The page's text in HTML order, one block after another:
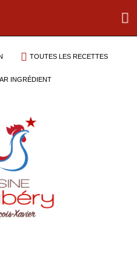
TOUTES LES RECETTES
INGRÉDIENT